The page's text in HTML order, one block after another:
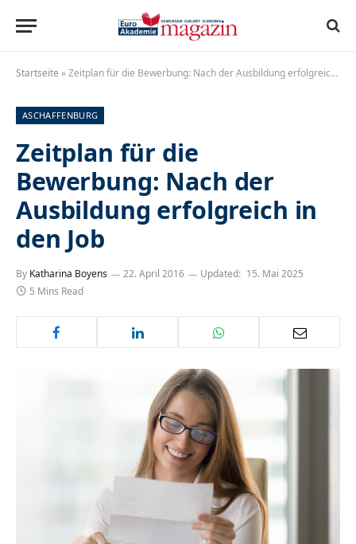
Startseite »Zeitplan für die Bewerbung: Nach der Ausbildung erfolgreich in den Job
ASCHAFFENBURG
Zeitplan für die
Bewerbung: Nach der
Ausbildung erfolgreich in
den Job
By Katharina Boyens 22. April 2016 Updated: 15. Mai 2025
5 Mins Read